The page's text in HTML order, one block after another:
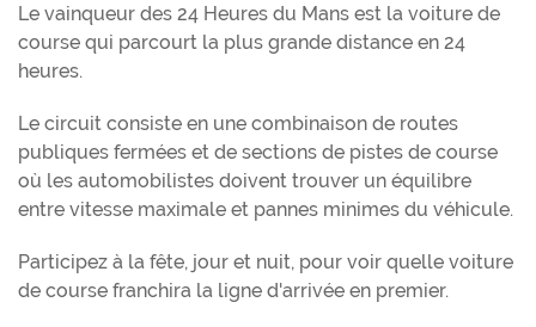
Le vainqueur des 24 Heures du Mans est la voiture de
course qui parcourt la plus grande distance en 24
heures.
Le circuit consiste en une combinaison de routes
publiques fermées et de sections de pistes de course
où les automobilistes doivent trouver un équilibre
entre vitesse maximale et pannes minimes du véhicule.
Participez à la fête, jour et nuit, pour voir quelle voiture
de course franchira la ligne d'arrivée en premier.